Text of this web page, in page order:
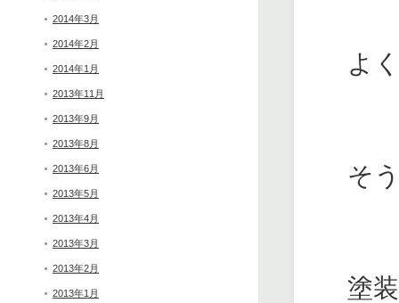
2014年3月
2014年2月
2014年1月
2013年11月
2013年9月
2013年8月
2013年6月
2013年5月
2013年4月
2013年3月
2013年2月
2013年1月
よ
そ
塗